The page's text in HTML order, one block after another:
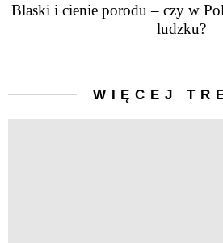
Blaski i cienie porodu – czy w
ludzku?
WIĘCEJ